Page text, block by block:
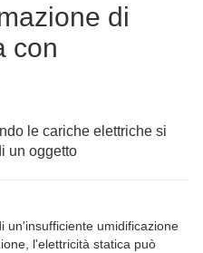
di
con
le cariche elettriche si
un oggetto
un'insufficiente umidificazione
l'elettricità statica può